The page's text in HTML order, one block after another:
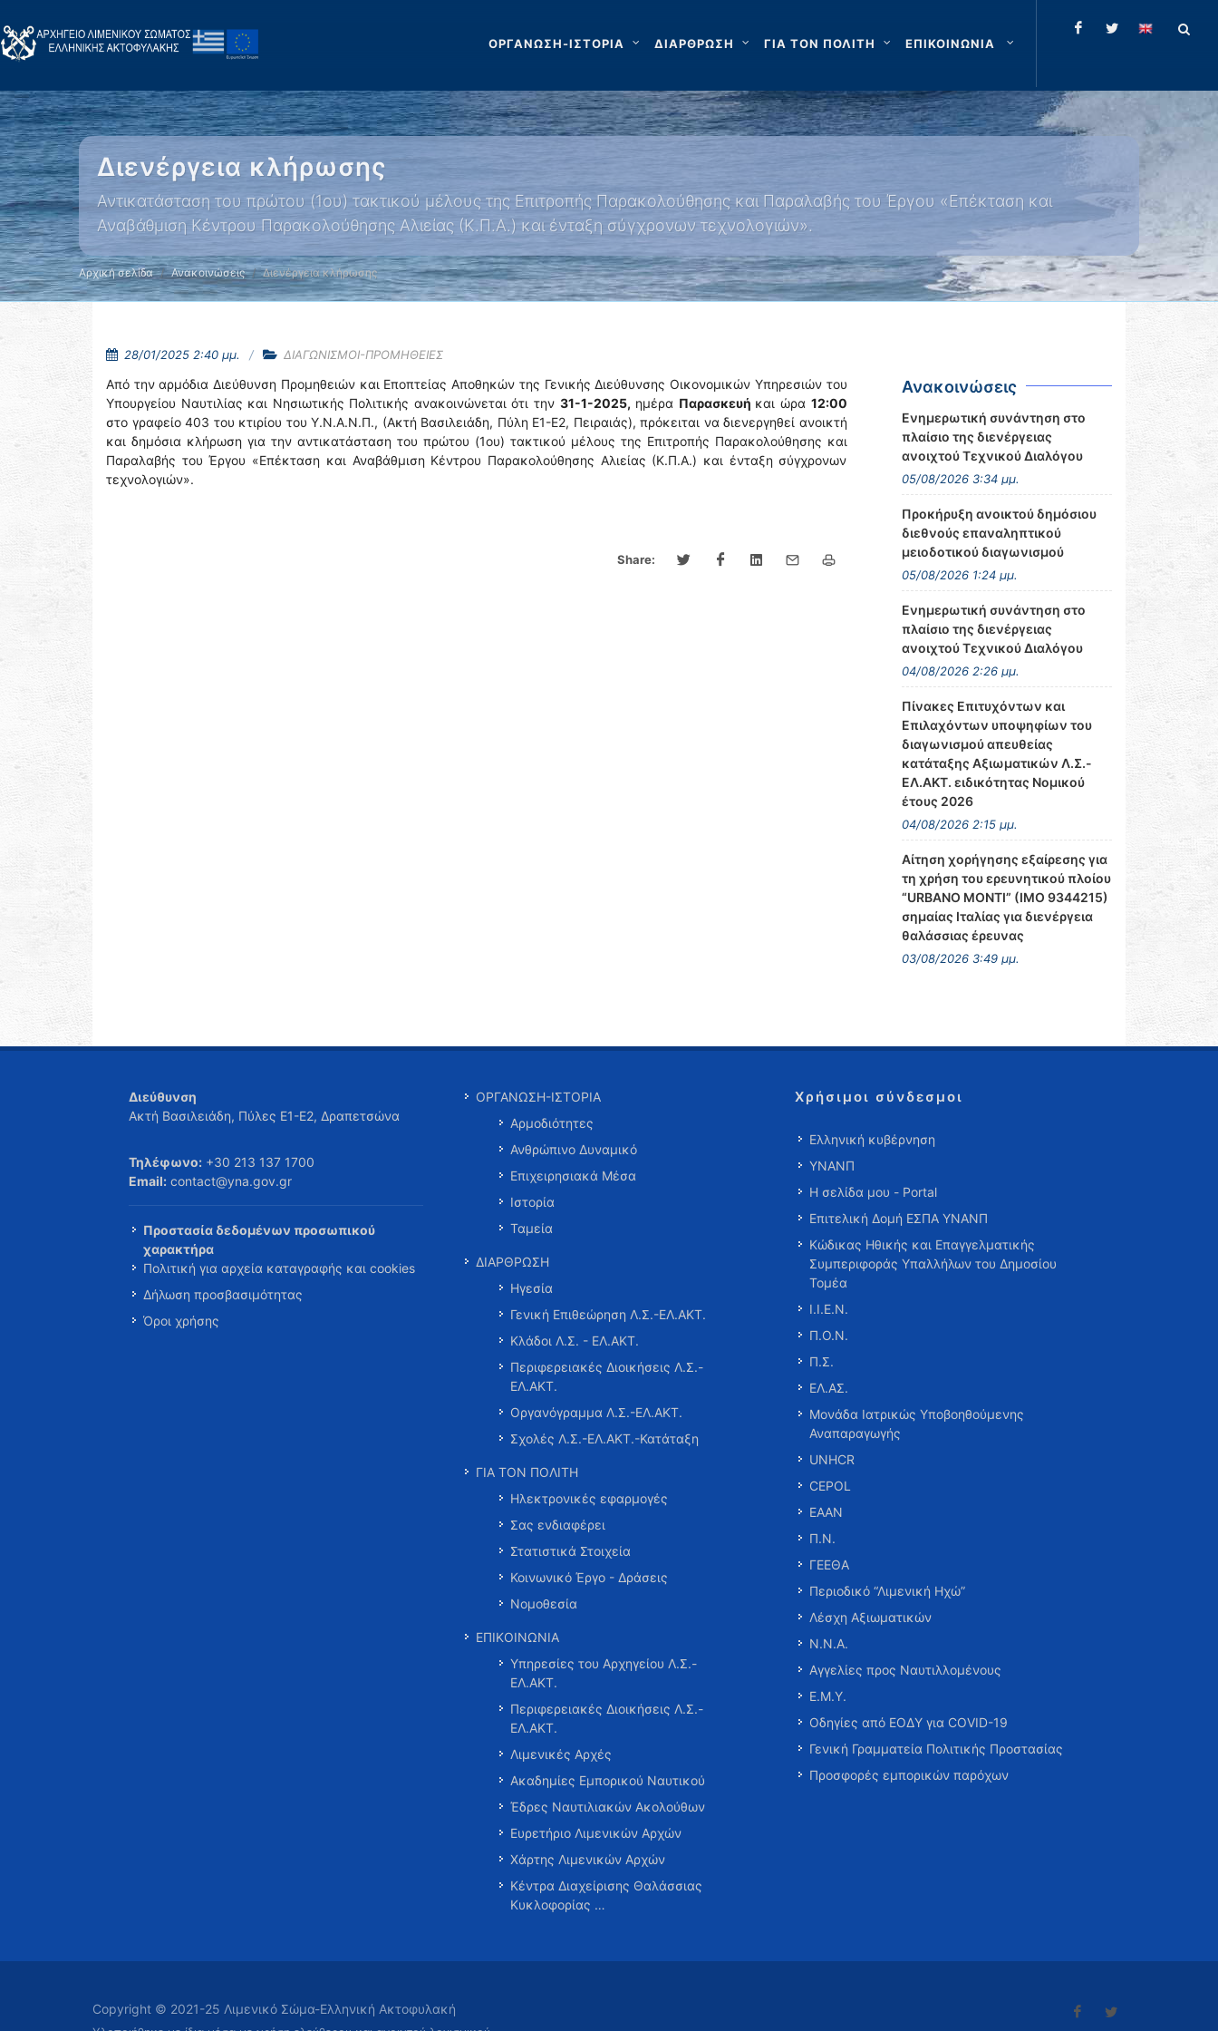
ΟΡΓΑΝΩΣΗ-ΙΣΤΟΡΙΑ ΔΙΑΡΘΡΩΣΗ ΓΙΑ ΤΟΝ ΠΟΛΙΤΗ ΕΠΙΚΟΙΝΩΝΙΑ
Διενέργεια κλήρωσης
Αντικατάσταση του πρώτου (1ου) τακτικού μέλους της Επιτροπής Παρακολούθησης και Παραλαβής του Έργου «Επέκταση και
Αναβάθμιση Κέντρου Παρακολούθησης Αλιείας (Κ.Π.Α.) και ένταξη σύγχρονων τεχνολογιών».
Αρχική σελίδα Ανακοινώσεις Διενέργεια κλήρωσης
28/01/2025 2:40 μμ. ΔΙΑΓΩΝΙΣΜΟΙ-ΠΡΟΜΗΘΕΙΕΣ
Από την αρμόδια Διεύθυνση Προμηθειών και Εποπτείας Αποθηκών της Γενικής Διεύθυνσης Οικονομικών Υπηρεσιών του
Υπουργείου Ναυτιλίας και Νησιωτικής Πολιτικής ανακοινώνεται ότι την 31-1-2025, ημέρα Παρασκευή και ώρα 12:00
στο γραφείο 403 του κτιρίου του Υ.Ν.Α.Ν.Π., (Ακτή Βασιλειάδη, Πύλη Ε1-Ε2, Πειραιάς), πρόκειται να διενεργηθεί ανοικτή
και δημόσια κλήρωση για την αντικατάσταση του πρώτου (1ου) τακτικού μέλους της Επιτροπής Παρακολούθησης και
Παραλαβής του Έργου «Επέκταση και Αναβάθμιση Κέντρου Παρακολούθησης Αλιείας (Κ.Π.Α.) και ένταξη σύγχρονων
τεχνολογιών».
Share:
Ανακοινώσεις
Ενημερωτική συνάντηση στο
πλαίσιο της διενέργειας
ανοιχτού Τεχνικού Διαλόγου
05/08/2026 3:34 μμ.
Προκήρυξη ανοικτού δημόσιου
διεθνούς επαναληπτικού
μειοδοτικού διαγωνισμού
05/08/2026 1:24 μμ.
Ενημερωτική συνάντηση στο
πλαίσιο της διενέργειας
ανοιχτού Τεχνικού Διαλόγου
04/08/2026 2:26 μμ.
Πίνακες Επιτυχόντων και
Επιλαχόντων υποψηφίων του
διαγωνισμού απευθείας
κατάταξης Αξιωματικών Λ.Σ.-
ΕΛ.ΑΚΤ. ειδικότητας Νομικού
έτους 2026
04/08/2026 2:15 μμ.
Αίτηση χορήγησης εξαίρεσης για
τη χρήση του ερευνητικού πλοίου
“URBANO MONTI” (IMO 9344215)
σημαίας Ιταλίας για διενέργεια
θαλάσσιας έρευνας
03/08/2026 3:49 μμ.
Διεύθυνση
Ακτή Βασιλειάδη, Πύλες Ε1-Ε2, Δραπετσώνα
Τηλέφωνο: +30 213 137 1700
Email: contact@yna.gov.gr
Προστασία δεδομένων προσωπικού
χαρακτήρα
Πολιτική για αρχεία καταγραφής και cookies
Δήλωση προσβασιμότητας
Όροι χρήσης
ΟΡΓΑΝΩΣΗ-ΙΣΤΟΡΙΑ
Αρμοδιότητες
Ανθρώπινο Δυναμικό
Επιχειρησιακά Μέσα
Ιστορία
Ταμεία
ΔΙΑΡΘΡΩΣΗ
Ηγεσία
Γενική Επιθεώρηση Λ.Σ.-ΕΛ.ΑΚΤ.
Κλάδοι Λ.Σ. - ΕΛ.ΑΚΤ.
Περιφερειακές Διοικήσεις Λ.Σ.-
ΕΛ.ΑΚΤ.
Οργανόγραμμα Λ.Σ.-ΕΛ.ΑΚΤ.
Σχολές Λ.Σ.-ΕΛ.ΑΚΤ.-Κατάταξη
ΓΙΑ ΤΟΝ ΠΟΛΙΤΗ
Ηλεκτρονικές εφαρμογές
Σας ενδιαφέρει
Στατιστικά Στοιχεία
Κοινωνικό Έργο - Δράσεις
Νομοθεσία
ΕΠΙΚΟΙΝΩΝΙΑ
Υπηρεσίες του Αρχηγείου Λ.Σ.-
ΕΛ.ΑΚΤ.
Περιφερειακές Διοικήσεις Λ.Σ.-
ΕΛ.ΑΚΤ.
Λιμενικές Αρχές
Ακαδημίες Εμπορικού Ναυτικού
Έδρες Ναυτιλιακών Ακολούθων
Ευρετήριο Λιμενικών Αρχών
Χάρτης Λιμενικών Αρχών
Κέντρα Διαχείρισης Θαλάσσιας
Κυκλοφορίας …
Χρήσιμοι σύνδεσμοι
Ελληνική κυβέρνηση
ΥΝΑΝΠ
Η σελίδα μου - Portal
Επιτελική Δομή ΕΣΠΑ ΥΝΑΝΠ
Κώδικας Ηθικής και Επαγγελματικής
Συμπεριφοράς Υπαλλήλων του Δημοσίου
Τομέα
Ι.Ι.Ε.Ν.
Π.Ο.Ν.
Π.Σ.
ΕΛ.ΑΣ.
Μονάδα Ιατρικώς Υποβοηθούμενης
Αναπαραγωγής
UNHCR
CEPOL
ΕΑΑΝ
Π.Ν.
ΓΕΕΘΑ
Περιοδικό “Λιμενική Ηχώ”
Λέσχη Αξιωματικών
Ν.Ν.Α.
Αγγελίες προς Ναυτιλλομένους
Ε.Μ.Υ.
Οδηγίες από ΕΟΔΥ για COVID-19
Γενική Γραμματεία Πολιτικής Προστασίας
Προσφορές εμπορικών παρόχων
Copyright © 2021-25 Λιμενικό Σώμα-Ελληνική Ακτοφυλακή